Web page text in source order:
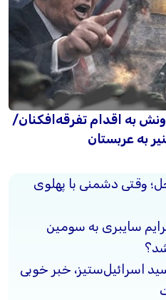
به اقدام تفرقه‌افکنان/
به عربستان
وقتی دشمنی با پهلوی
جرایم سایبری به سومین
اسرائیل‌ستیز، خبر خوبی